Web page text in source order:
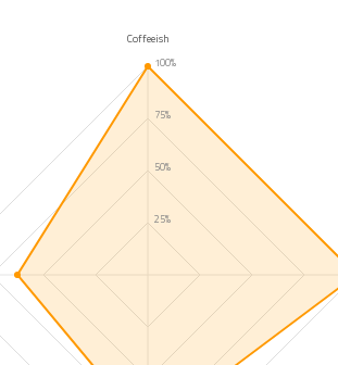
25%
50%
75%
100%
Coffeeish